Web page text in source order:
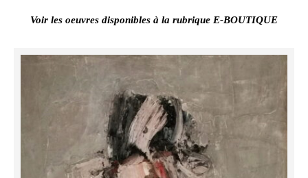
Voir les oeuvres disponibles à la rubrique E-BOUTIQUE